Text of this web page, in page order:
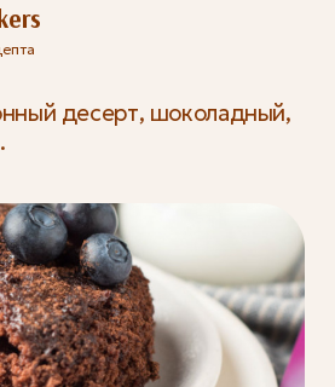
десерт, шоколадный,